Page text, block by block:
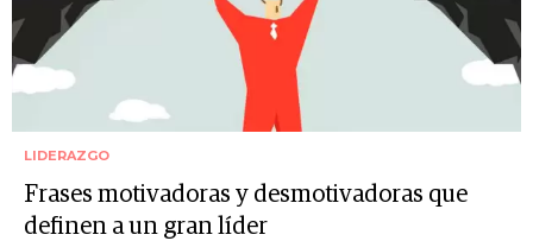
LIDERAZGO
Frases motivadoras y desmotivadoras que
definen a un gran líder